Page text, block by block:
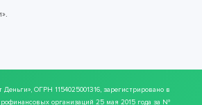
Деньги», ОГРН 1154025001316, зарегистрировано в
организаций 25 мая 2015 года за №